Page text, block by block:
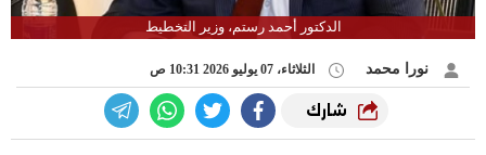
الدكتور أحمد رستم، وزير التخطيط
نورا محمد الثلاثاء، 07 يوليو 2026 10:31 ص
شارك